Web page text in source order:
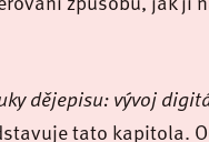
dějepisu: vývoj
tato kapitola.